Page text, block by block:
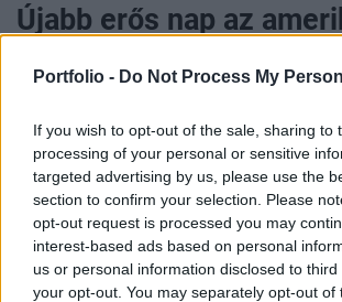
Portfolio - Do Not Process My
If you wish to opt-out of the sale, sharing to
processing of your personal or sensitive
targeted advertising by us, please use the
section to confirm your selection. Please
opt-out request is processed you may
interest-based ads based on personal
us or personal information disclosed to
your opt-out. You may separately opt-out of
Újabb erős nap az
tőzsdén: 3 nap alatt
százalékot emelkedett
Portfolio
2020. március 26. 21:04
A szenátus tegnap elfogadta a
dolláros gazdasági
képviselőház pedig várhatóan